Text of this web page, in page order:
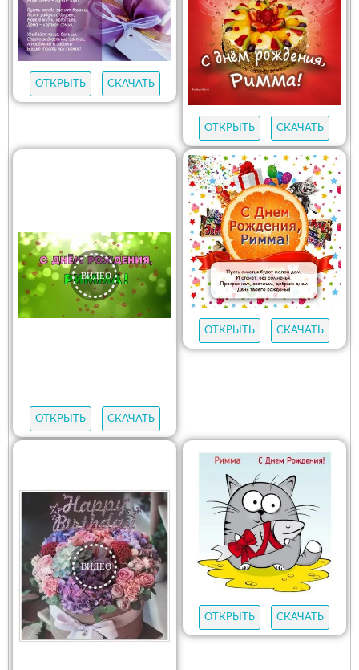
ОТКРЫТЬ СКАЧАТЬ
ОТКРЫТЬ СКАЧАТЬ
ОТКРЫТЬ СКАЧАТЬ
ОТКРЫТЬ СКАЧАТЬ
ОТКРЫТЬ СКАЧАТЬ